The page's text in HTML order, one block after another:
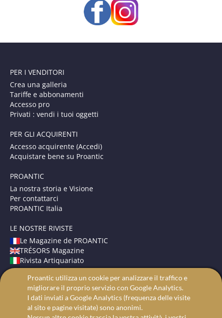
PER I VENDITORI
Crea una galleria
Tariffe e abbonamenti
Accesso pro
Privati : vendi i tuoi oggetti
PER GLI ACQUIRENTI
Accesso acquirente (Accedi)
Acquistare bene su Proantic
PROANTIC
La nostra storia e Visione
Per contattarci
PROANTIC Italia
LE NOSTRE RIVISTE
Le Magazine de PROANTIC
TRÉSORS Magazine
Rivista Artiquariato
TERMINI E CONDIZIONI
Avvisi Legali
Protezione dei dati
Proantic utilizza un cookie per analizzare il traffico e
migliorare il proprio servizio con Google Analytics.
I dati inviati a Google Analytics (frequenza delle visite
al sito e pagine visitate) sono anonimi.